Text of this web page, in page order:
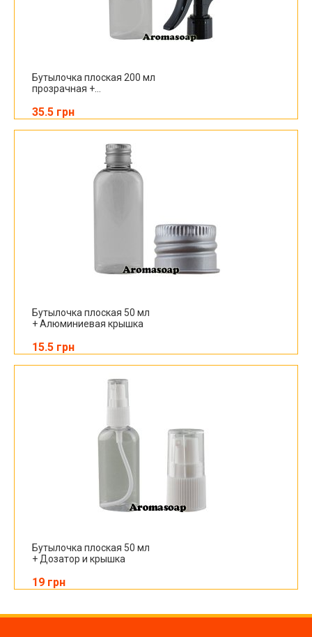
Бутылочка плоская 200 мл
прозрачная +...
35.5 грн
Бутылочка плоская 50 мл
+ Алюминиевая крышка
15.5 грн
Бутылочка плоская 50 мл
+ Дозатор и крышка
19 грн